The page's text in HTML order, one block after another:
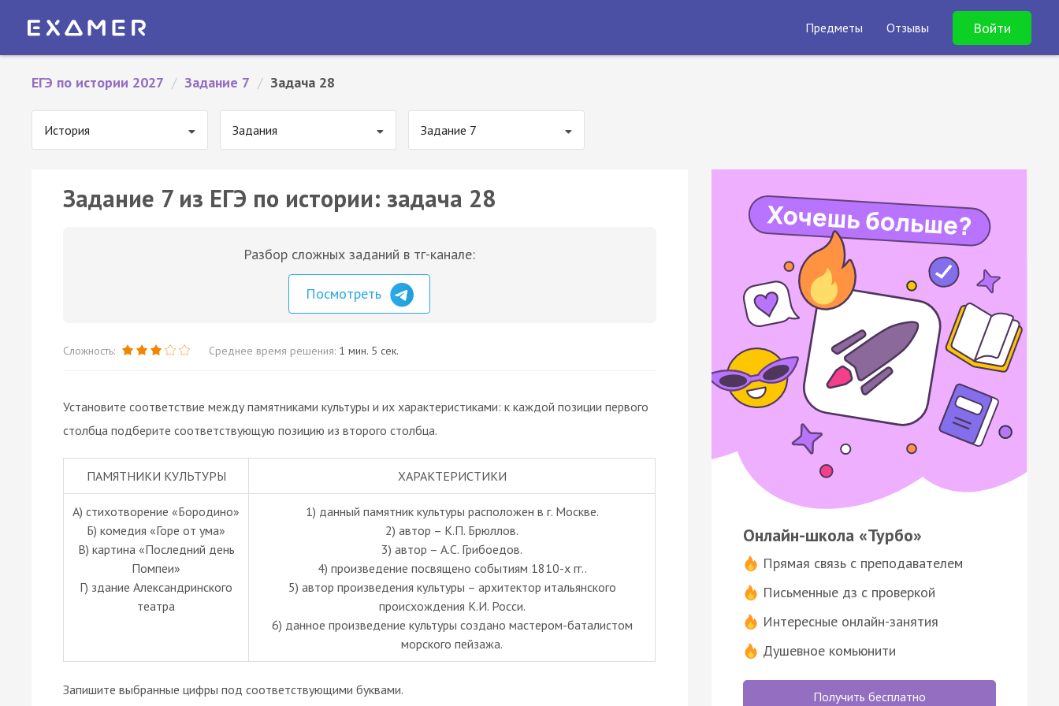
Предметы Отзывы Войти
ЕГЭ по истории 2027 / Задание 7 / Задача 28
История Задания Задание 7
Задание 7 из ЕГЭ по истории: задача 28
Разбор сложных заданий в тг-канале:
Посмотреть
Сложность: Среднее время решения: 1 мин. 5 сек.
Установите соответствие между памятниками культуры и их характеристиками: к каждой позиции первого
столбца подберите соответствующую позицию из второго столбца.
ПАМЯТНИКИ КУЛЬТУРЫ ХАРАКТЕРИСТИКИ
А) стихотворение «Бородино»
Б) комедия «Горе от ума»
В) картина «Последний день
Помпеи»
Г) здание Александринского
театра
1) данный памятник культуры расположен в г. Москве.
2) автор – К.П. Брюллов.
3) автор – А.С. Грибоедов.
4) произведение посвящено событиям 1810-х гг..
5) автор произведения культуры – архитектор итальянского
происхождения К.И. Росси.
6) данное произведение культуры создано мастером-баталистом
морского пейзажа.
Запишите выбранные цифры под соответствующими буквами.
Онлайн-школа «Турбо»
Прямая связь с преподавателем
Письменные дз с проверкой
Интересные онлайн-занятия
Душевное комьюнити
Получить бесплатно